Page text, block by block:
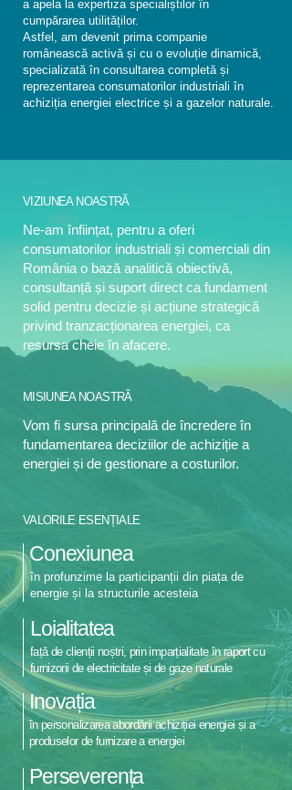
a apela la expertiza specialiștilor în
cumpărarea utilităților.
Astfel, am devenit prima companie
românească activă și cu o evoluție dinamică,
specializată în consultarea completă și
reprezentarea consumatorilor industriali în
achiziția energiei electrice și a gazelor naturale.
VIZIUNEA NOASTRĂ
Ne-am înființat, pentru a oferi
consumatorilor industriali și comerciali din
România o bază analitică obiectivă,
consultanță și suport direct ca fundament
solid pentru decizie și acțiune strategică
privind tranzacționarea energiei, ca
resursa cheie în afacere.
MISIUNEA NOASTRĂ
Vom fi sursa principală de încredere în
fundamentarea deciziilor de achiziție a
energiei și de gestionare a costurilor.
VALORILE ESENȚIALE
Conexiunea
în profunzime la participanții din piața de
energie și la structurile acesteia
Loialitatea
față de clienții noștri, prin imparțialitate în raport cu
furnizorii de electricitate și de gaze naturale
Inovația
în personalizarea abordării achiziției energiei și a
produselor de furnizare a energiei
Perseverența